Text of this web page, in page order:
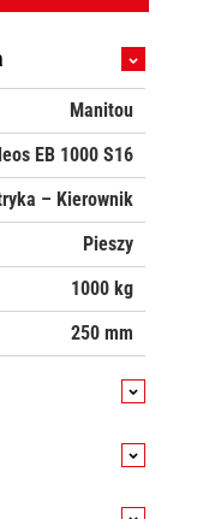
Manitou
EB 1000 S16
– Kierownik
Pieszy
1000 kg
250 mm
260 kg
Nylon